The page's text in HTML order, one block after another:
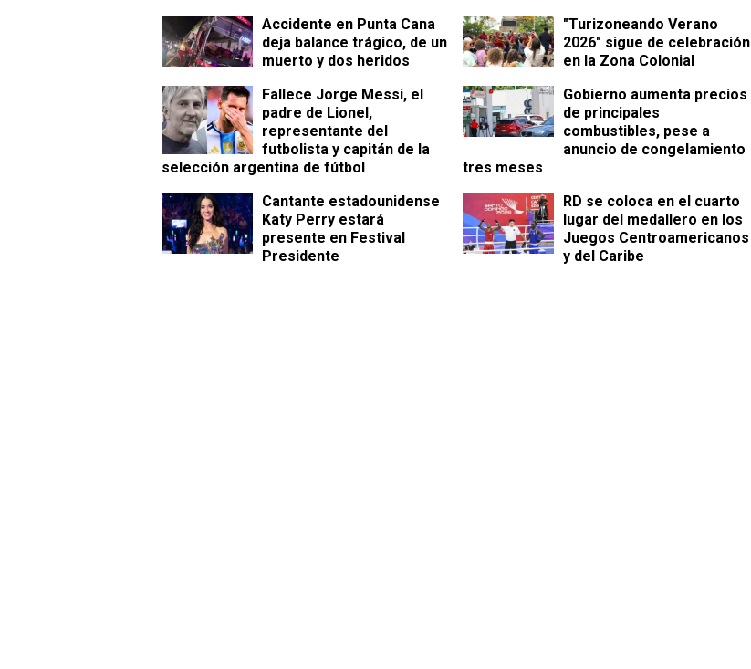
Accidente en Punta Cana
deja balance trágico, de un
muerto y dos heridos
"Turizoneando Verano
2026" sigue de celebración
en la Zona Colonial
Fallece Jorge Messi, el
padre de Lionel,
representante del
futbolista y capitán de la
selección argentina de fútbol
Gobierno aumenta precios
de principales
combustibles, pese a
anuncio de congelamiento
tres meses
Cantante estadounidense
Katy Perry estará
presente en Festival
Presidente
RD se coloca en el cuarto
lugar del medallero en los
Juegos Centroamericanos
y del Caribe